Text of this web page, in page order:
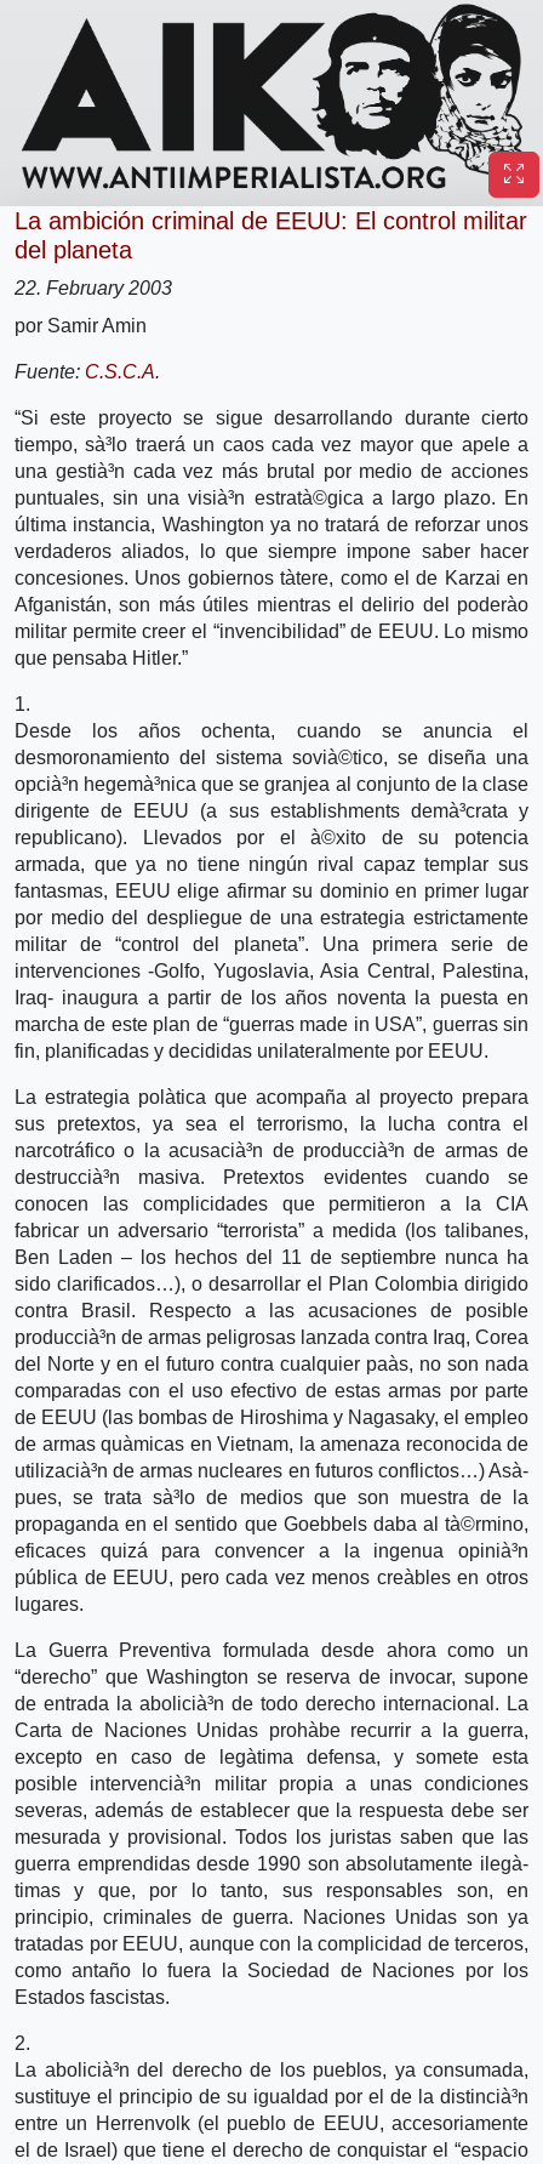
La ambición criminal de EEUU: El control militar
del planeta
22. February 2003
por Samir Amin
Fuente: C.S.C.A.
“Si este proyecto se sigue desarrollando durante cierto
tiempo, sà³lo traerá un caos cada vez mayor que apele a
una gestià³n cada vez más brutal por medio de acciones
puntuales, sin una visià³n estratà©gica a largo plazo. En
última instancia, Washington ya no tratará de reforzar unos
verdaderos aliados, lo que siempre impone saber hacer
concesiones. Unos gobiernos tà­tere, como el de Karzai en
Afganistán, son más útiles mientras el delirio del poderà­o
militar permite creer el “invencibilidad” de EEUU. Lo mismo
que pensaba Hitler.”
1.
Desde los años ochenta, cuando se anuncia el
desmoronamiento del sistema sovià©tico, se diseña una
opcià³n hegemà³nica que se granjea al conjunto de la clase
dirigente de EEUU (a sus establishments demà³crata y
republicano). Llevados por el à©xito de su potencia
armada, que ya no tiene ningún rival capaz templar sus
fantasmas, EEUU elige afirmar su dominio en primer lugar
por medio del despliegue de una estrategia estrictamente
militar de “control del planeta”. Una primera serie de
intervenciones -Golfo, Yugoslavia, Asia Central, Palestina,
Iraq- inaugura a partir de los años noventa la puesta en
marcha de este plan de “guerras made in USA”, guerras sin
fin, planificadas y decididas unilateralmente por EEUU.
La estrategia polà­tica que acompaña al proyecto prepara
sus pretextos, ya sea el terrorismo, la lucha contra el
narcotráfico o la acusacià³n de produccià³n de armas de
destruccià³n masiva. Pretextos evidentes cuando se
conocen las complicidades que permitieron a la CIA
fabricar un adversario “terrorista” a medida (los talibanes,
Ben Laden – los hechos del 11 de septiembre nunca ha
sido clarificados…), o desarrollar el Plan Colombia dirigido
contra Brasil. Respecto a las acusaciones de posible
produccià³n de armas peligrosas lanzada contra Iraq, Corea
del Norte y en el futuro contra cualquier paà­s, no son nada
comparadas con el uso efectivo de estas armas por parte
de EEUU (las bombas de Hiroshima y Nagasaky, el empleo
de armas quà­micas en Vietnam, la amenaza reconocida de
utilizacià³n de armas nucleares en futuros conflictos…) Asà­
pues, se trata sà³lo de medios que son muestra de la
propaganda en el sentido que Goebbels daba al tà©rmino,
eficaces quizá para convencer a la ingenua opinià³n
pública de EEUU, pero cada vez menos creà­bles en otros
lugares.
La Guerra Preventiva formulada desde ahora como un
“derecho” que Washington se reserva de invocar, supone
de entrada la abolicià³n de todo derecho internacional. La
Carta de Naciones Unidas prohà­be recurrir a la guerra,
excepto en caso de legà­tima defensa, y somete esta
posible intervencià³n militar propia a unas condiciones
severas, además de establecer que la respuesta debe ser
mesurada y provisional. Todos los juristas saben que las
guerra emprendidas desde 1990 son absolutamente ilegà­
timas y que, por lo tanto, sus responsables son, en
principio, criminales de guerra. Naciones Unidas son ya
tratadas por EEUU, aunque con la complicidad de terceros,
como antaño lo fuera la Sociedad de Naciones por los
Estados fascistas.
2.
La abolicià³n del derecho de los pueblos, ya consumada,
sustituye el principio de su igualdad por el de la distincià³n
entre un Herrenvolk (el pueblo de EEUU, accesoriamente
el de Israel) que tiene el derecho de conquistar el “espacio